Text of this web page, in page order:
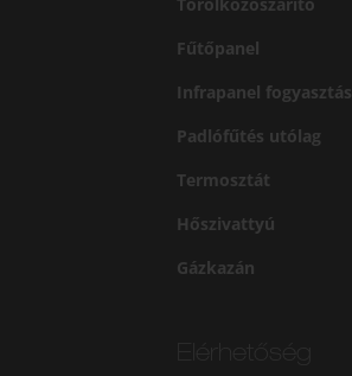
Fűtőpanel
Infrapanel fogyasztás
Padlófűtés utólag
Termosztát
Hőszivattyú
Gázkazán